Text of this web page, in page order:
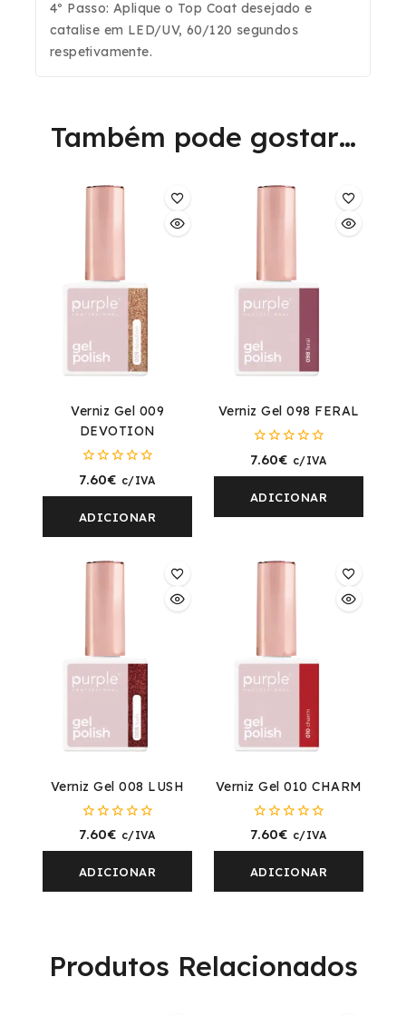
4º Passo: Aplique o Top Coat desejado e
catalise em LED/UV, 60/120 segundos
respetivamente.
Também pode gostar…
Verniz Gel 009
DEVOTION
0
5
7.60€ c/IVA
ADICIONAR
Verniz Gel 098 FERAL
0
5
7.60€ c/IVA
ADICIONAR
Verniz Gel 008 LUSH
0
5
7.60€ c/IVA
ADICIONAR
Verniz Gel 010 CHARM
0
5
7.60€ c/IVA
ADICIONAR
Produtos Relacionados